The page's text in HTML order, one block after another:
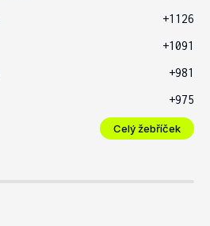
+1126
+1091
+981
+975
Celý žebříček